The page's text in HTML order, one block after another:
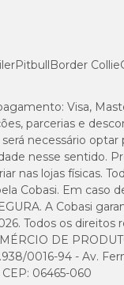
PitbullBorder Collie
Visa,
parcerias e
necessário
nesse sentido.
nas lojas físicas.
Cobasi. Em caso
A Cobasi
Todos os direitos
DE
0016-94 - Av.
06465-060